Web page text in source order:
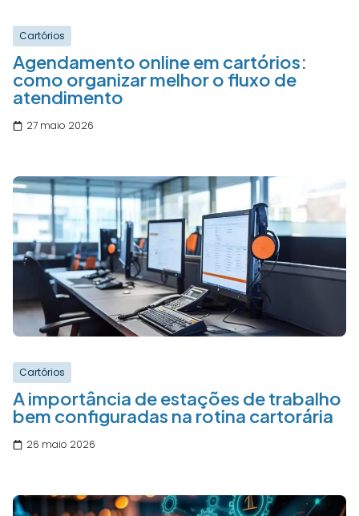
Cartórios
Agendamento online em cartórios:
como organizar melhor o fluxo de
atendimento
27 maio 2026
Cartórios
A importância de estações de trabalho
bem configuradas na rotina cartorária
26 maio 2026